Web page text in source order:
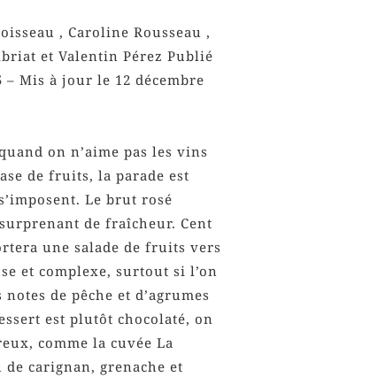
, Caroline Rousseau ,
et Valentin Pérez Publié
– Mis à jour le 12 décembre
on n’aime pas les vins
de fruits, la parade est
Le brut rosé
de fraîcheur. Cent
une salade de fruits vers
et complexe, surtout si l’on
de pêche et d’agrumes
est plutôt chocolaté, on
comme la cuvée La
de carignan, grenache et